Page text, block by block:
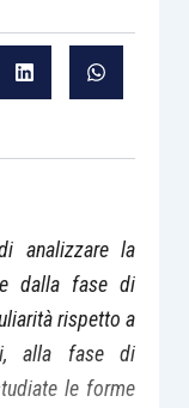
analizzare la
dalla fase di
rispetto a
alla fase di
le forme